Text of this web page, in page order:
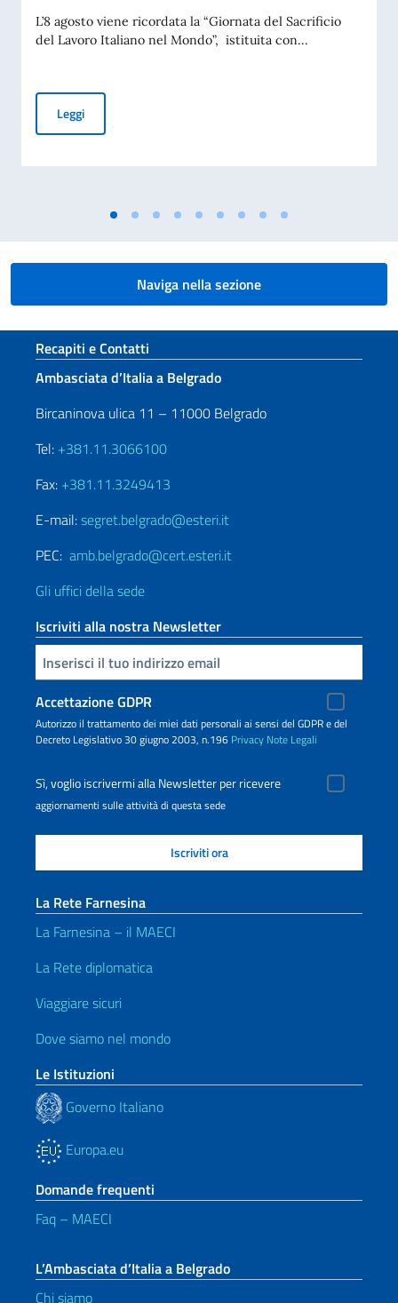
L’8 agosto viene ricordata la “Giornata del Sacrificio
del Lavoro Italiano nel Mondo”, istituita con...
LeggiCOMMEMORAZIONE DEL 70. ANNIVERSARIO DEL
Naviga nella sezione
Sezione footer
Recapiti e Contatti
Ambasciata d’Italia a Belgrado
Bircaninova ulica 11 – 11000 Belgrado
Tel: +381.11.3066100
Fax: +381.11.3249413
E-mail:segret.belgrado@esteri.it
PEC: amb.belgrado@cert.esteri.it
Gli uffici della sede
Iscriviti alla nostra Newsletter
Inserisci la tua email
Accettazione GDPR
Autorizzo il trattamento dei miei dati personali ai sensi del GDPR e del
Decreto Legislativo 30 giugno 2003, n.196 Privacy Note Legali
Sì, voglio iscrivermi alla Newsletter per ricevere
aggiornamenti sulle attività di questa sede
La Rete Farnesina
La Farnesina – il MAECI
La Rete diplomatica
Viaggiare sicuri
Dove siamo nel mondo
Le Istituzioni
Governo Italiano
Europa.eu
Domande frequenti
Faq – MAECI
L’Ambasciata d’Italia a Belgrado
Chi siamo